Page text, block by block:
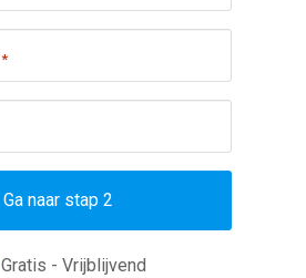
*
Ga naar stap 2
Gratis - Vrijblijvend